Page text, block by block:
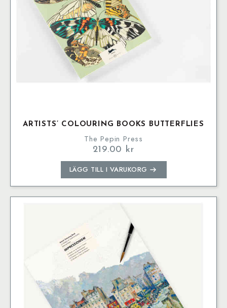
ARTISTS’ COLOURING BOOKS BUTTERFLIES
The Pepin Press
219.00 kr
LÄGG TILL I VARUKORG